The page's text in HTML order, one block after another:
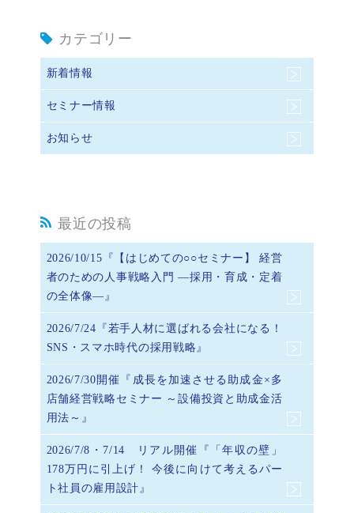
カテゴリー
新着情報
セミナー情報
お知らせ
最近の投稿
2026/10/15『【はじめての○○セミナー】 経営
者のための人事戦略入門 ―採用・育成・定着
の全体像―』
2026/7/24『若手人材に選ばれる会社になる！
SNS・スマホ時代の採用戦略』
2026/7/30開催『成長を加速させる助成金×多
店舗経営戦略セミナー ～設備投資と助成金活
用法～』
2026/7/8・7/14 リアル開催『「年収の壁」
178万円に引上げ！ 今後に向けて考えるパー
ト社員の雇用設計』